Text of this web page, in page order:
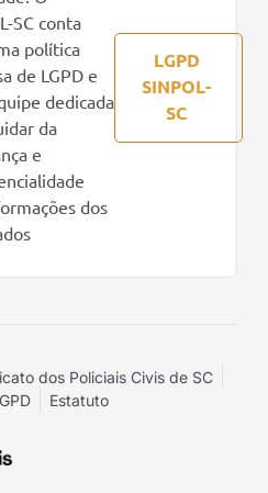
SC conta
política
de LGPD e
dedicada
da
e
dos
LGPD
SINPOL-
SC
dos Policiais Civis de SC
Estatuto